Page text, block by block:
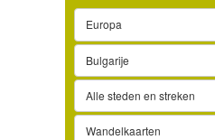
Europa
Bulgarije
Alle steden en streken
Wandelkaarten